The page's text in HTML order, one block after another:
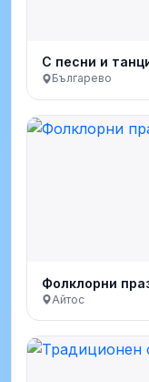
С песни и
Българево
Фолклорни
Айтос